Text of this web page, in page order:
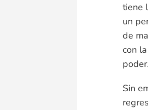
tiene
un
de
con
poder.
Sin